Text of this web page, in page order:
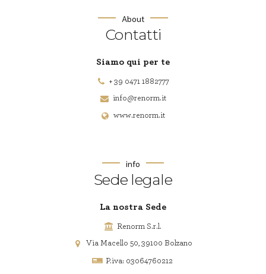
About
Contatti
Siamo qui per te
+ 39 0471 1882777
info@renorm.it
www.renorm.it
info
Sede legale
La nostra Sede
Renorm S.r.l.
Via Macello 50, 39100 Bolzano
P.iva: 03064760212